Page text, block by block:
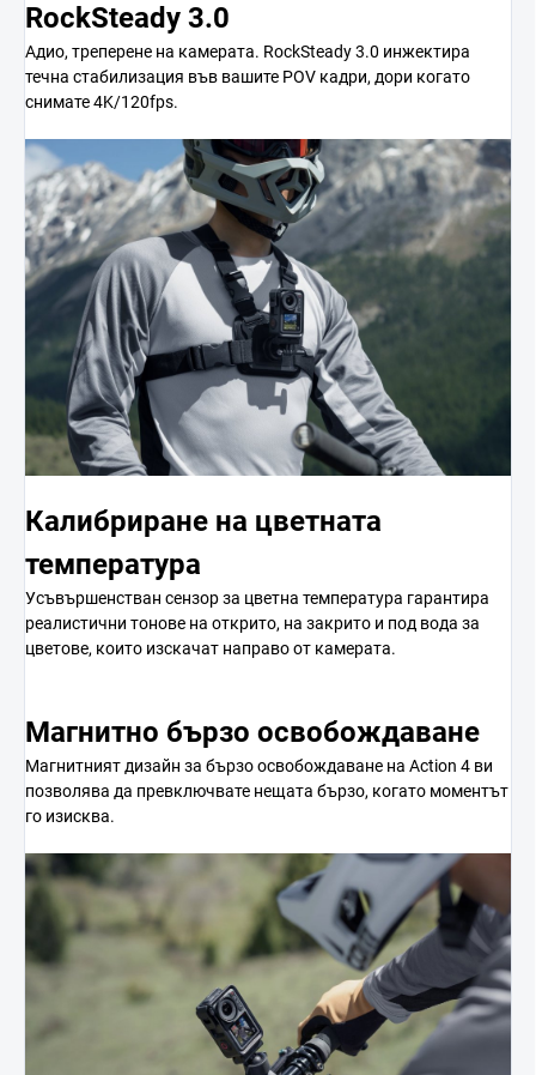
RockSteady 3.0
Адио, треперене на камерата. RockSteady 3.0 инжектира
течна стабилизация във вашите POV кадри, дори когато
снимате 4K/120fps.
Калибриране на цветната
температура
Усъвършенстван сензор за цветна температура гарантира
реалистични тонове на открито, на закрито и под вода за
цветове, които изскачат направо от камерата.
Магнитно бързо освобождаване
Магнитният дизайн за бързо освобождаване на Action 4 ви
позволява да превключвате нещата бързо, когато моментът
го изисква.